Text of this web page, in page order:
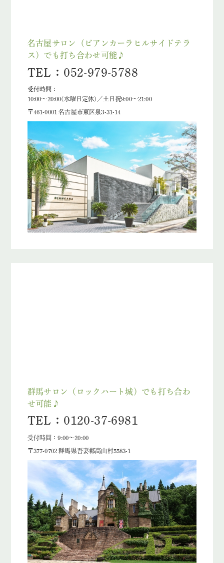
名古屋サロン（ビアンカーラヒルサイドテラ
ス）でも打ち合わせ可能♪
TEL：052-979-5788
受付時間：
10:00～20:00(水曜日定休)／土日祝9:00～21:00
〒461-0001 名古屋市東区泉3-31-14
群馬サロン（ロックハート城）でも打ち合わ
せ可能♪
TEL：0120-37-6981
受付時間：9:00～20:00
〒377-0702 群馬県吾妻郡高山村5583-1